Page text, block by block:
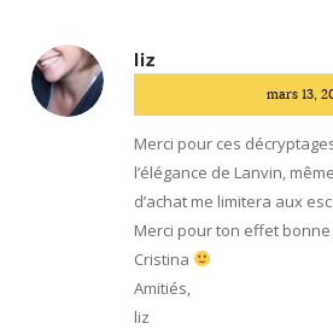
liz
:
mars 13,
Merci pour ces
l’élégance de Lanvin,
d’achat me limitera aux
Merci pour ton effet
Cristina
Amitiés,
liz